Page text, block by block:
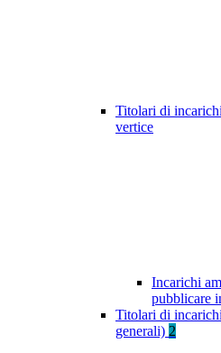
Titolari di
vertice
Incarichi
pubblicare
Titolari di
generali) 2